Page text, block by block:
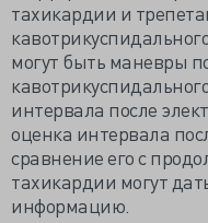
тахикардии и
могут быть маневры
интервала после
оценка интервала
сравнение его с
тахикардии могут
информацию.